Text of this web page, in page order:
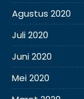
Agustus 2020
Juli 2020
Juni 2020
Mei 2020